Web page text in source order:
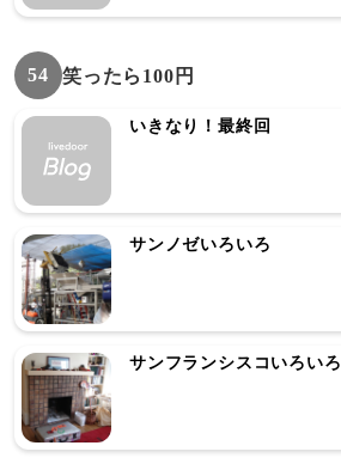
54 笑ったら100円
いきなり！最終回
サンノゼいろいろ
サンフランシスコいろいろ